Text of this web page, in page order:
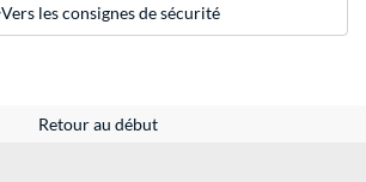
Vers les consignes de sécurité
Retour au début